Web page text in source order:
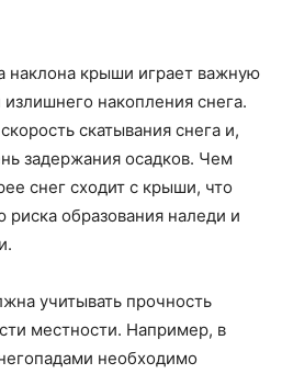
наклона крыши играет важную
накопления снега.
скатывания снега и,
задержания осадков. Чем
снег сходит с крыши, что
образования наледи и
учитывать прочность
местности. Например, в
необходимо